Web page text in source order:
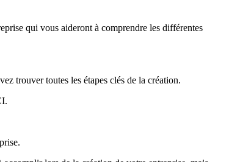
qui vous aideront à comprendre les différentes
trouver toutes les étapes clés de la création.